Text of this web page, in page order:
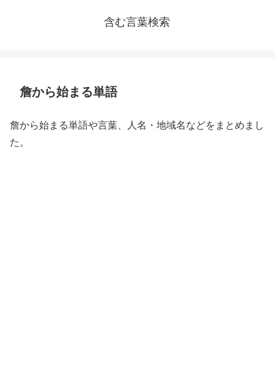
含む言葉検索
詹から始まる単語
詹から始まる単語や言葉、人名・地域名などをまとめまし
た。